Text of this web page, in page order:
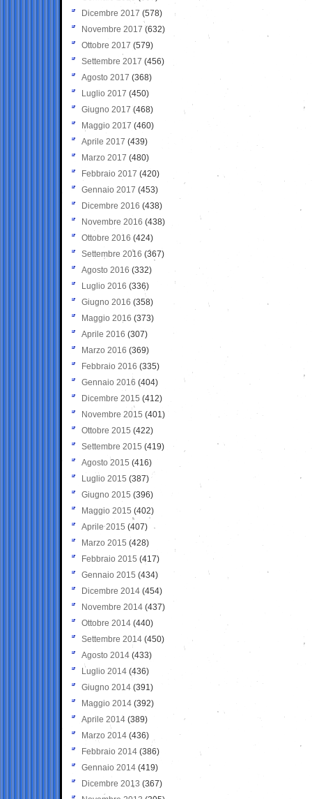
Dicembre 2017 (578)
Novembre 2017 (632)
Ottobre 2017 (579)
Settembre 2017 (456)
Agosto 2017 (368)
Luglio 2017 (450)
Giugno 2017 (468)
Maggio 2017 (460)
Aprile 2017 (439)
Marzo 2017 (480)
Febbraio 2017 (420)
Gennaio 2017 (453)
Dicembre 2016 (438)
Novembre 2016 (438)
Ottobre 2016 (424)
Settembre 2016 (367)
Agosto 2016 (332)
Luglio 2016 (336)
Giugno 2016 (358)
Maggio 2016 (373)
Aprile 2016 (307)
Marzo 2016 (369)
Febbraio 2016 (335)
Gennaio 2016 (404)
Dicembre 2015 (412)
Novembre 2015 (401)
Ottobre 2015 (422)
Settembre 2015 (419)
Agosto 2015 (416)
Luglio 2015 (387)
Giugno 2015 (396)
Maggio 2015 (402)
Aprile 2015 (407)
Marzo 2015 (428)
Febbraio 2015 (417)
Gennaio 2015 (434)
Dicembre 2014 (454)
Novembre 2014 (437)
Ottobre 2014 (440)
Settembre 2014 (450)
Agosto 2014 (433)
Luglio 2014 (436)
Giugno 2014 (391)
Maggio 2014 (392)
Aprile 2014 (389)
Marzo 2014 (436)
Febbraio 2014 (386)
Gennaio 2014 (419)
Dicembre 2013 (367)